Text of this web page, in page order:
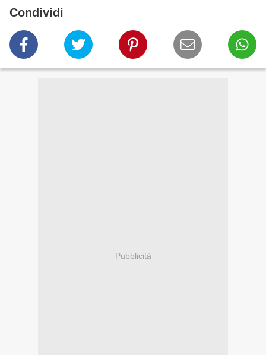
Condividi
Pubblicità